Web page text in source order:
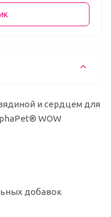
и сердцем для
WOW
добавок